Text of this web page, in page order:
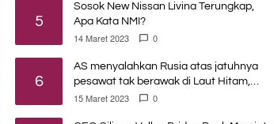
5
Sosok New Nissan Livina Terungkap,
Apa Kata NMI?
14 Maret 2023 0
6
AS menyalahkan Rusia atas jatuhnya
pesawat tak berawak di Laut Hitam,
Moskow menyangkal
15 Maret 2023 0